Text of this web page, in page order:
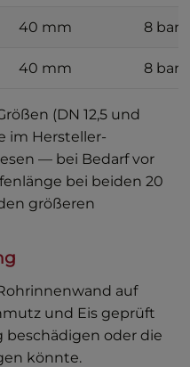
40 mm 8 bar
40 mm 8 bar
(DN 12,5 und
im Hersteller-
— bei Bedarf vor
bei beiden 20
größeren
auf
und Eis geprüft
beschädigen oder die
könnte.